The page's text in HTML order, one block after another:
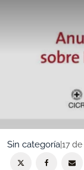
Sin categoría17